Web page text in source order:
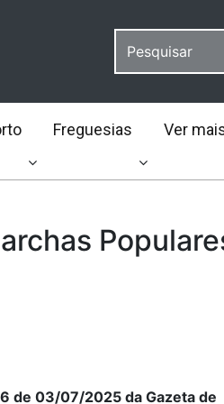
Freguesias Ver
de 03/07/2025 da Gazeta de